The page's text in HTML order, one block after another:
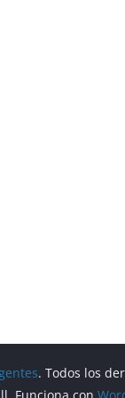
. Todos los